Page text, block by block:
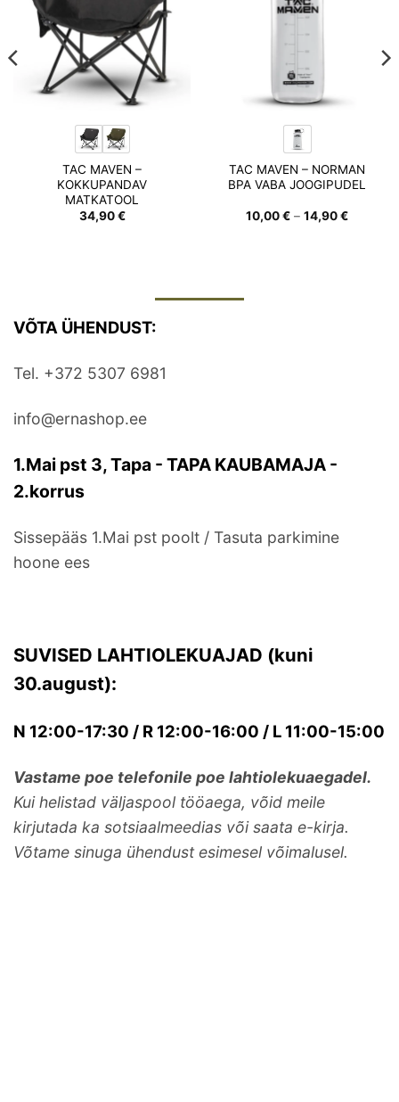
TAC MAVEN –
KOKKUPANDAV
MATKATOOL
34,90€
TAC MAVEN – NORMAN
BPA VABA JOOGIPUDEL
10,00€ – 14,90€
VÕTA ÜHENDUST:
Tel. +372 5307 6981
info@ernashop.ee
1.Mai pst 3, Tapa - TAPA KAUBAMAJA -
2.korrus
Sissepääs 1.Mai pst poolt / Tasuta parkimine
hoone ees
SUVISED LAHTIOLEKUAJAD (kuni
30.august):
N 12:00-17:30 / R 12:00-16:00 / L 11:00-15:00
Vastame poe telefonile poe lahtiolekuaegadel.
Kui helistad väljaspool tööaega, võid meile
kirjutada ka sotsiaalmeedias või saata e-kirja.
Võtame sinuga ühendust esimesel võimalusel.